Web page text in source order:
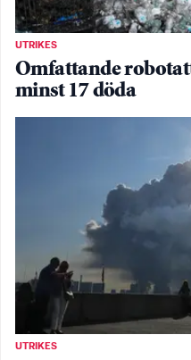
UTRIKES
Omfattande
minst 17 döda
UTRIKES